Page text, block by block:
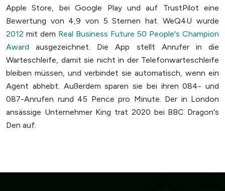
Apple Store, bei Google Play und auf TrustPilot eine
Bewertung von 4,9 von 5 Sternen hat. WeQ4U wurde
2012 mit dem Real Business Future 50 People's Champion
Award ausgezeichnet. Die App stellt Anrufer in die
Warteschleife, damit sie nicht in der Telefonwarteschleife
bleiben müssen, und verbindet sie automatisch, wenn ein
Agent abhebt. Außerdem sparen sie bei ihren 084- und
087-Anrufen rund 45 Pence pro Minute. Der in London
ansässige Unternehmer King trat 2020 bei BBC Dragon's
Den auf.